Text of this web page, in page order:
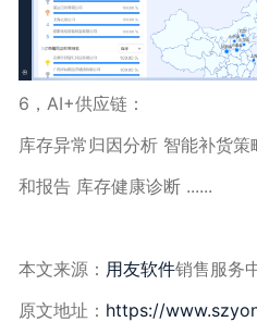
6，AI+供应链：
库存异常归因分析 智能补货
和报告 库存健康诊断 ......
本文来源： 用友软件销售服务
原文地址： https://